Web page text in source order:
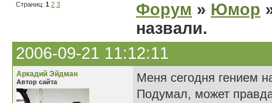
Страниц: 1 2 3 Форум » Юмор
назвали.
2006-09-21 11:12:11
Аркадий Эйдман
Автор сайта
Меня сегодня гением
Подумал, может